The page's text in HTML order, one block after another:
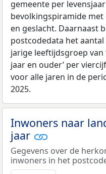
gemeente per
bevolkingspiramide
en geslacht. Daarnaast
postcodedata het
jarige leeftijdsgroep van
jaar en ouder’ per
voor alle jaren in de
2025.
Inwoners naar
jaar
Gegevens over de
inwoners in het